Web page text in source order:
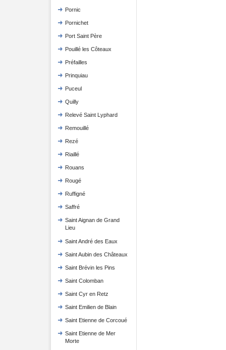
Pornic
Pornichet
Port Saint Père
Pouillé les Côteaux
Préfailles
Prinquiau
Puceul
Quilly
Relevé Saint Lyphard
Remouillé
Rezé
Riaillé
Rouans
Rougé
Ruffigné
Saffré
Saint Aignan de Grand
Lieu
Saint André des Eaux
Saint Aubin des Châteaux
Saint Brévin les Pins
Saint Colomban
Saint Cyr en Retz
Saint Emilien de Blain
Saint Etienne de Corcoué
Saint Etienne de Mer
Morte